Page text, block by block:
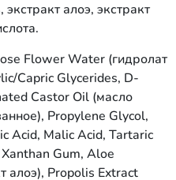
экстракт алоэ, экстракт
Flower Water (гидролат
Capric Glycerides, D-
Castor Oil (масло
Propylene Glycol,
Acid, Malic Acid, Tartaric
Gum, Aloe
алоэ), Propolis Extract